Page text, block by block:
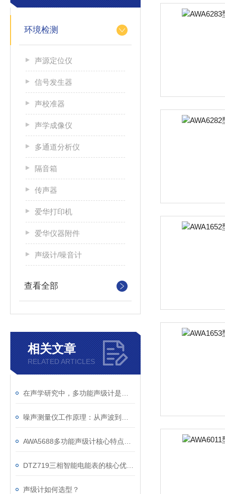
环境检测
声源定位仪
信号发生器
声校准器
声学成像仪
多通道分析仪
隔音箱
传声器
爱华打印机
爱华仪器附件
声级计/噪音计
查看全部
相关文章
RELATED ARTICLES
声级计如何选型？